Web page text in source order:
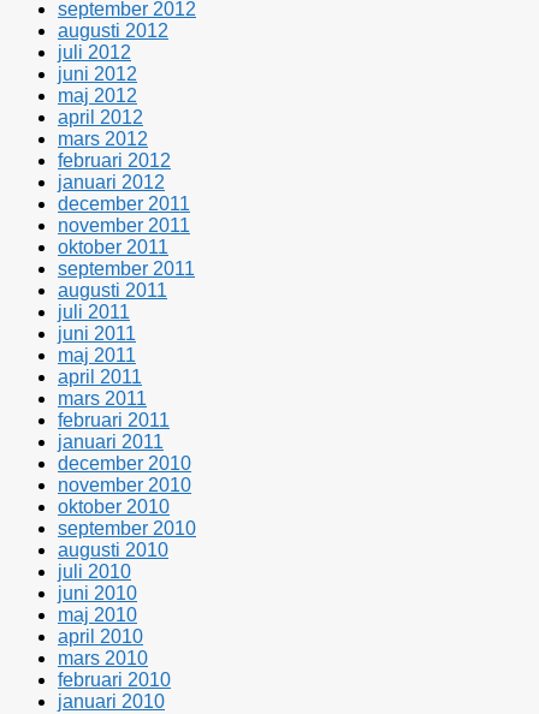
september 2012
augusti 2012
juli 2012
juni 2012
maj 2012
april 2012
mars 2012
februari 2012
januari 2012
december 2011
november 2011
oktober 2011
september 2011
augusti 2011
juli 2011
juni 2011
maj 2011
april 2011
mars 2011
februari 2011
januari 2011
december 2010
november 2010
oktober 2010
september 2010
augusti 2010
juli 2010
juni 2010
maj 2010
april 2010
mars 2010
februari 2010
januari 2010